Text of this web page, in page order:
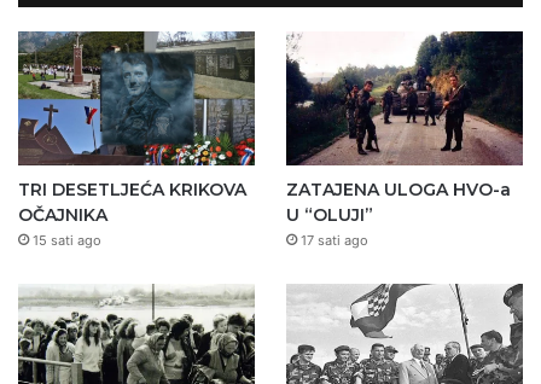
TRI DESETLJEĆA KRIKOVA
OČAJNIKA
15 sati ago
ZATAJENA ULOGA HVO-a
U “OLUJI”
17 sati ago